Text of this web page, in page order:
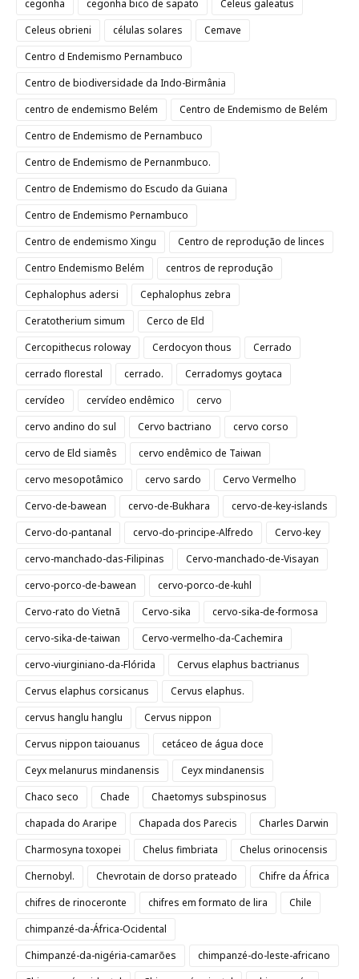
cegonha cegonha bico de sapato
Celeus galeatus
Celeus obrieni
células solares
Cemave
Centro d Endemismo Pernambuco
Centro de biodiversidade da Indo-Birmânia
centro de endemismo Belém
Centro de Endemismo de Belém
Centro de Endemismo de Pernambuco
Centro de Endemismo de Pernanmbuco.
Centro de Endemismo do Escudo da Guiana
Centro de Endemismo Pernambuco
Centro de endemismo Xingu
Centro de reprodução de linces
Centro Endemismo Belém
centros de reprodução
Cephalophus adersi
Cephalophus zebra
Ceratotherium simum
Cerco de Eld
Cercopithecus roloway
Cerdocyon thous
Cerrado
cerrado florestal
cerrado.
Cerradomys goytaca
cervídeo
cervídeo endêmico
cervo
cervo andino do sul
Cervo bactriano
cervo corso
cervo de Eld siamês
cervo endêmico de Taiwan
cervo mesopotâmico
cervo sardo
Cervo Vermelho
Cervo-de-bawean
cervo-de-Bukhara
cervo-de-key-islands
Cervo-do-pantanal
cervo-do-principe-Alfredo
Cervo-key
cervo-manchado-das-Filipinas
Cervo-manchado-de-Visayan
cervo-porco-de-bawean
cervo-porco-de-kuhl
Cervo-rato do Vietnã
Cervo-sika
cervo-sika-de-formosa
cervo-sika-de-taiwan
Cervo-vermelho-da-Cachemira
cervo-viurginiano-da-Flórida
Cervus elaphus bactrianus
Cervus elaphus corsicanus
Cervus elaphus.
cervus hanglu hanglu
Cervus nippon
Cervus nippon taiouanus
cetáceo de água doce
Ceyx melanurus mindanensis
Ceyx mindanensis
Chaco seco
Chade
Chaetomys subspinosus
chapada do Araripe
Chapada dos Parecis
Charles Darwin
Charmosyna toxopei
Chelus fimbriata
Chelus orinocensis
Chernobyl.
Chevrotain de dorso prateado
Chifre da África
chifres de rinoceronte
chifres em formato de lira
Chile
chimpanzé-da-África-Ocidental
Chimpanzé-da-nigéria-camarões
chimpanzé-do-leste-africano